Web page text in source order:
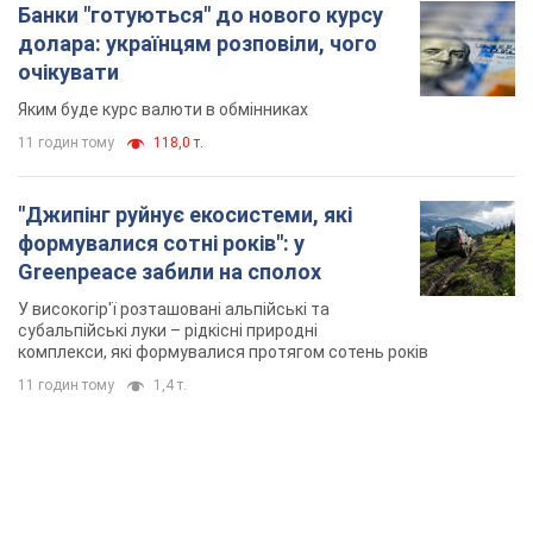
Банки "готуються" до нового курсу
долара: українцям розповіли, чого
очікувати
Яким буде курс валюти в обмінниках
11 годин тому 118,0 т.
"Джипінг руйнує екосистеми, які
формувалися сотні років": у
Greenpeace забили на сполох
У високогір'ї розташовані альпійські та
субальпійські луки – рідкісні природні
комплекси, які формувалися протягом сотень років
11 годин тому 1,4 т.